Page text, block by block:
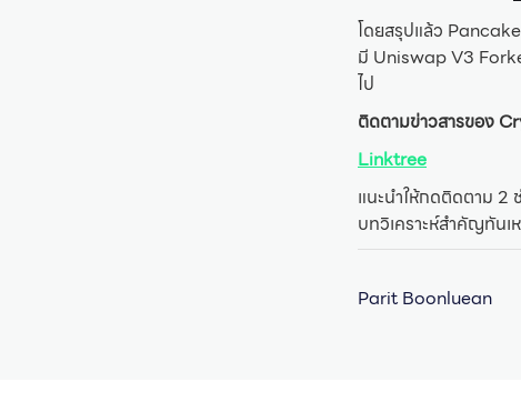
โดยสรุปแล้ว
มี Uniswap V3
ไป
ติดตามข่าวสารของ
Linktree
แนะนำให้กดติดตาม 2
บทวิเคราะห์สำคัญทัน
Parit Boonluean